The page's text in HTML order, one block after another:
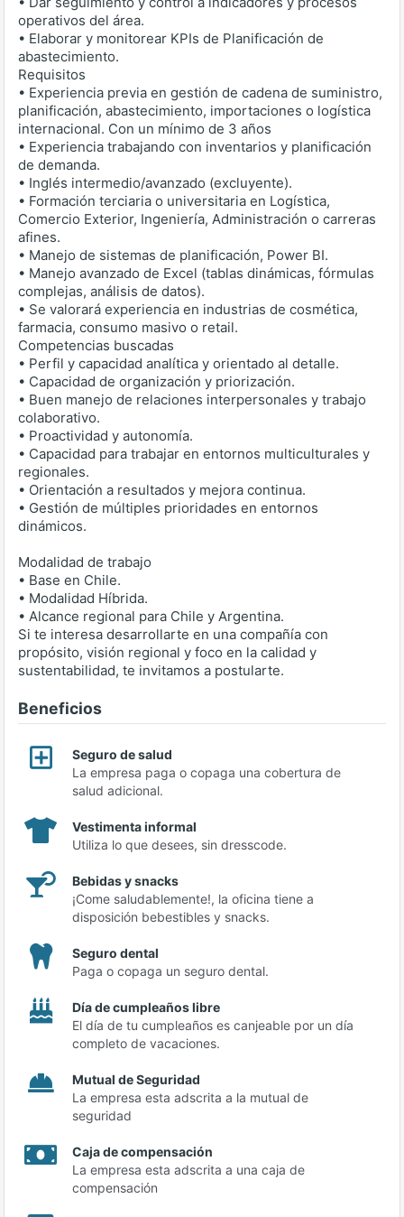
operativos del área.
• Elaborar y monitorear KPIs de Planificación de
abastecimiento.
Requisitos
• Experiencia previa en gestión de cadena de suministro,
planificación, abastecimiento, importaciones o logística
internacional. Con un mínimo de 3 años
• Experiencia trabajando con inventarios y planificación
de demanda.
• Inglés intermedio/avanzado (excluyente).
• Formación terciaria o universitaria en Logística,
Comercio Exterior, Ingeniería, Administración o carreras
afines.
• Manejo de sistemas de planificación, Power BI.
• Manejo avanzado de Excel (tablas dinámicas, fórmulas
complejas, análisis de datos).
• Se valorará experiencia en industrias de cosmética,
farmacia, consumo masivo o retail.
Competencias buscadas
• Perfil y capacidad analítica y orientado al detalle.
• Capacidad de organización y priorización.
• Buen manejo de relaciones interpersonales y trabajo
colaborativo.
• Proactividad y autonomía.
• Capacidad para trabajar en entornos multiculturales y
regionales.
• Orientación a resultados y mejora continua.
• Gestión de múltiples prioridades en entornos
dinámicos.
Modalidad de trabajo
• Base en Chile.
• Modalidad Híbrida.
• Alcance regional para Chile y Argentina.
Si te interesa desarrollarte en una compañía con
propósito, visión regional y foco en la calidad y
sustentabilidad, te invitamos a postularte.
Beneficios
Seguro de salud
La empresa paga o copaga una cobertura de
salud adicional.
Vestimenta informal
Utiliza lo que desees, sin dresscode.
Bebidas y snacks
¡Come saludablemente!, la oficina tiene a
disposición bebestibles y snacks.
Seguro dental
Paga o copaga un seguro dental.
Día de cumpleaños libre
El día de tu cumpleaños es canjeable por un día
completo de vacaciones.
Mutual de Seguridad
La empresa esta adscrita a la mutual de
seguridad
Caja de compensación
La empresa esta adscrita a una caja de
compensación